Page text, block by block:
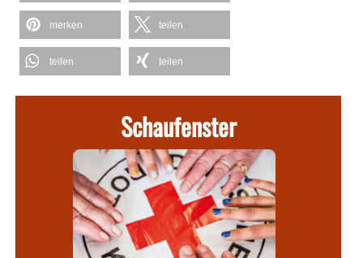
merken teilen
teilen teilen
Schaufenster